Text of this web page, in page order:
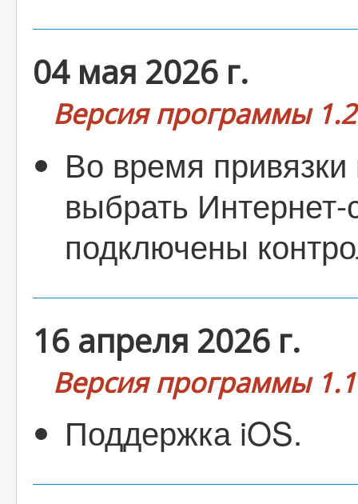
04 мая 2026 г.
Версия программы
Во время
выбрать
подключены
16 апреля 2026 г.
Версия программы
Поддержка iOS.